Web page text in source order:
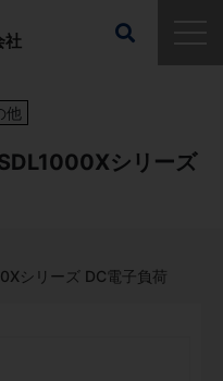
社
他
シリーズ
シリーズ DC電子負荷